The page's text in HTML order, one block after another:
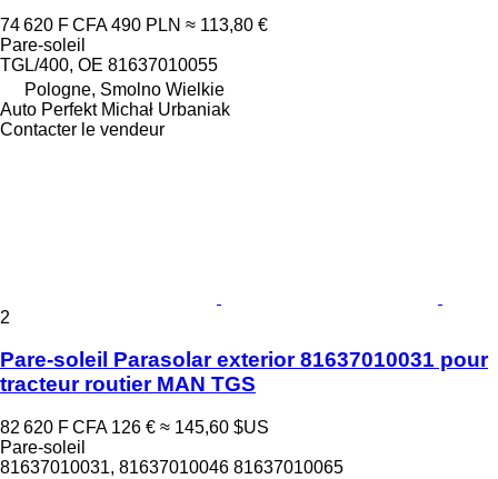
74 620 F CFA 490 PLN ≈ 113,80 €
Pare-soleil
TGL/400, OE 81637010055
Pologne, Smolno Wielkie
Auto Perfekt Michał Urbaniak
Contacter le vendeur
2
Pare-soleil Parasolar exterior 81637010031 pour
tracteur routier MAN TGS
82 620 F CFA 126 € ≈ 145,60 $US
Pare-soleil
81637010031, 81637010046 81637010065